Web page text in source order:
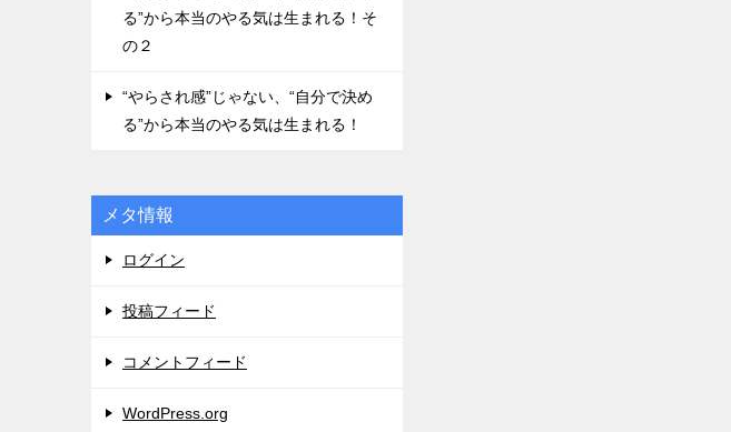
る”から本当のやる気は生まれる！そ
の２
“やらされ感”じゃない、“自分で決め
る”から本当のやる気は生まれる！
メタ情報
ログイン
投稿フィード
コメントフィード
WordPress.org